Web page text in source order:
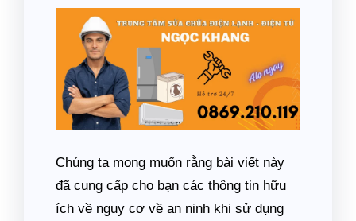
Chúng ta mong muốn rằng bài viết này
đã cung cấp cho bạn các thông tin hữu
ích về nguy cơ về an ninh khi sử dụng